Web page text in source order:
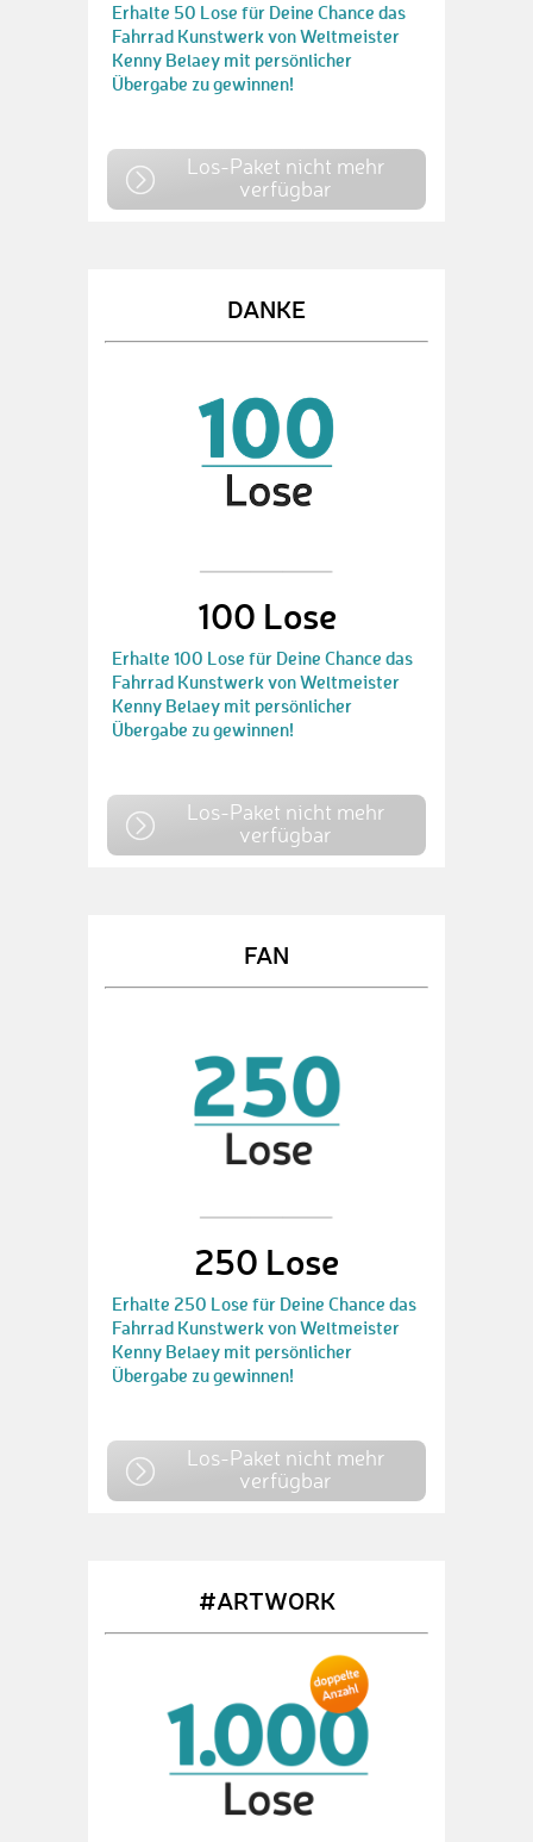
Erhalte 50 Lose für Deine Chance das
Fahrrad Kunstwerk von Weltmeister
Kenny Belaey mit persönlicher
Übergabe zu gewinnen!
Los-Paket nicht mehr
verfügbar
DANKE
100 Lose
Erhalte 100 Lose für Deine Chance das
Fahrrad Kunstwerk von Weltmeister
Kenny Belaey mit persönlicher
Übergabe zu gewinnen!
Los-Paket nicht mehr
verfügbar
FAN
250 Lose
Erhalte 250 Lose für Deine Chance das
Fahrrad Kunstwerk von Weltmeister
Kenny Belaey mit persönlicher
Übergabe zu gewinnen!
Los-Paket nicht mehr
verfügbar
#ARTWORK